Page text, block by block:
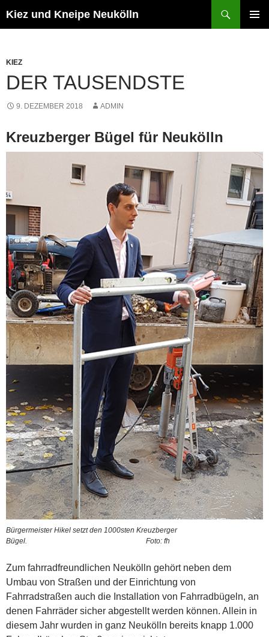
Inhalt
Kiez und Kneipe Neukölln
KIEZ
DER TAUSENDSTE
9. DEZEMBER 2018 ADMIN
Kreuzberger Bügel für Neukölln
Bürgermeister Hikel setzt den 1000sten Kreuzberger
Bügel. Foto: fh
Zum fahrradfreundlichen Neukölln gehört neben dem
Umbau von Straßen und der Einrichtung von
Fahrradstraßen auch die Installation von Fahrradbügeln, an
denen Fahrräder sicher abgestellt werden können. Allein in
diesem Jahr wurden in ganz Neukölln bereits knapp 1.000